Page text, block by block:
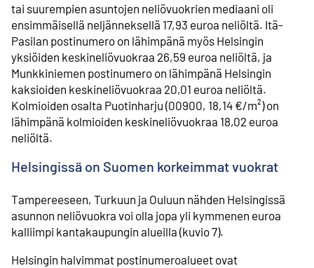
tai suurempien asuntojen neliövuokrien mediaani oli
ensimmäisellä neljänneksellä 17,93 euroa neliöltä. Itä-
Pasilan postinumero on lähimpänä myös Helsingin
yksiöiden keskineliövuokraa 26,59 euroa neliöltä, ja
Munkkiniemen postinumero on lähimpänä Helsingin
kaksioiden keskineliövuokraa 20,01 euroa neliöltä.
Kolmioiden osalta Puotinharju (00900, 18,14 €/m²) on
lähimpänä kolmioiden keskineliövuokraa 18,02 euroa
neliöltä.
Helsingissä on Suomen korkeimmat vuokrat
Tampereeseen, Turkuun ja Ouluun nähden Helsingissä
asunnon neliövuokra voi olla jopa yli kymmenen euroa
kalliimpi kantakaupungin alueilla (kuvio 7).
Helsingin halvimmat postinumeroalueet ovat